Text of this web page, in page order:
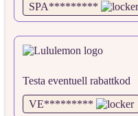
SPA*********
Testa eventuell rabattkod
VE*********